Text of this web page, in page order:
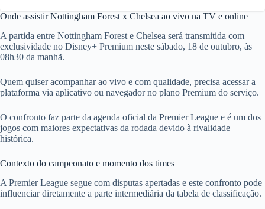
Onde assistir Nottingham Forest x Chelsea ao vivo na TV e online
A partida entre Nottingham Forest e Chelsea será transmitida com
exclusividade no Disney+ Premium neste sábado, 18 de outubro, às
08h30 da manhã.
Quem quiser acompanhar ao vivo e com qualidade, precisa acessar a
plataforma via aplicativo ou navegador no plano Premium do serviço.
O confronto faz parte da agenda oficial da Premier League e é um dos
jogos com maiores expectativas da rodada devido à rivalidade
histórica.
Contexto do campeonato e momento dos times
A Premier League segue com disputas apertadas e este confronto pode
influenciar diretamente a parte intermediária da tabela de classificação.